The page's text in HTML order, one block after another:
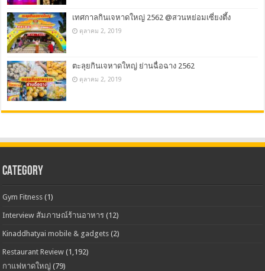
เทศกาลกินเจหาดใหญ่ 2562 @สวนหย่อมเซี่ยงตึ้ง
ตุลาคม 2, 2019
ตะลุยกินเจหาดใหญ่ ย่านฉื่อฉาง 2562
ตุลาคม 2, 2019
CATEGORY
Gym Fitness (1)
Interview สัมภาษณ์ร้านอาหาร (12)
Kinaddhatyai mobile & gadgets (2)
Restaurant Review (1,192)
กาแฟหาดใหญ่ (79)